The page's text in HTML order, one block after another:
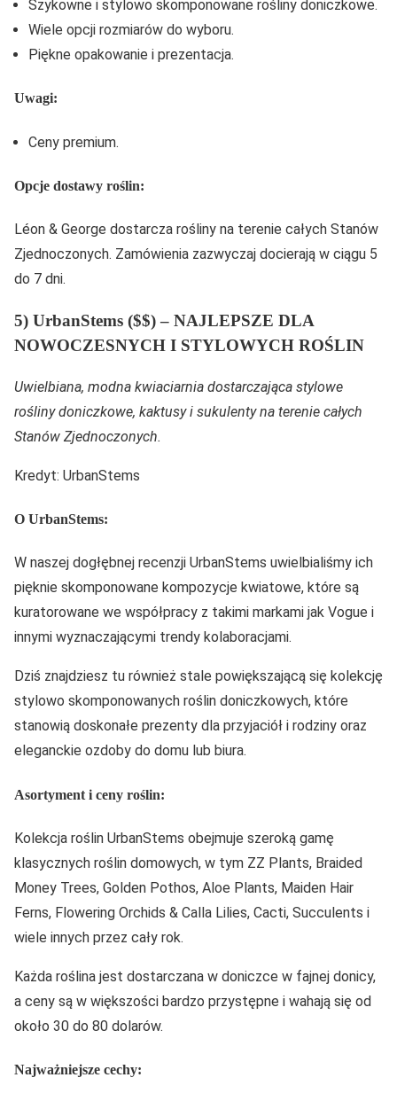
Szykowne i stylowo skomponowane rośliny doniczkowe.
Wiele opcji rozmiarów do wyboru.
Piękne opakowanie i prezentacja.
Uwagi:
Ceny premium.
Opcje dostawy roślin:
Léon & George dostarcza rośliny na terenie całych Stanów
Zjednoczonych. Zamówienia zazwyczaj docierają w ciągu 5
do 7 dni.
5) UrbanStems ($$) – NAJLEPSZE DLA
NOWOCZESNYCH I STYLOWYCH ROŚLIN
Uwielbiana, modna kwiaciarnia dostarczająca stylowe
rośliny doniczkowe, kaktusy i sukulenty na terenie całych
Stanów Zjednoczonych.
Kredyt: UrbanStems
O UrbanStems:
W naszej dogłębnej recenzji UrbanStems uwielbialiśmy ich
pięknie skomponowane kompozycje kwiatowe, które są
kuratorowane we współpracy z takimi markami jak Vogue i
innymi wyznaczającymi trendy kolaboracjami.
Dziś znajdziesz tu również stale powiększającą się kolekcję
stylowo skomponowanych roślin doniczkowych, które
stanowią doskonałe prezenty dla przyjaciół i rodziny oraz
eleganckie ozdoby do domu lub biura.
Asortyment i ceny roślin:
Kolekcja roślin UrbanStems obejmuje szeroką gamę
klasycznych roślin domowych, w tym ZZ Plants, Braided
Money Trees, Golden Pothos, Aloe Plants, Maiden Hair
Ferns, Flowering Orchids & Calla Lilies, Cacti, Succulents i
wiele innych przez cały rok.
Każda roślina jest dostarczana w doniczce w fajnej donicy,
a ceny są w większości bardzo przystępne i wahają się od
około 30 do 80 dolarów.
Najważniejsze cechy: